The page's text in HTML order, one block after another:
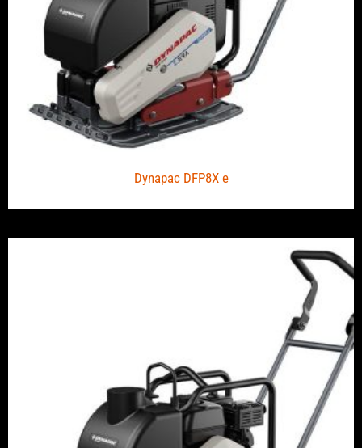
Dynapac DFP8X e